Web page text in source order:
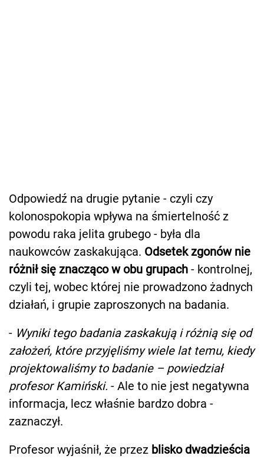
Odpowiedź na drugie pytanie - czyli czy
kolonospokopia wpływa na śmiertelność z
powodu raka jelita grubego - była dla
naukowców zaskakująca. Odsetek zgonów nie
różnił się znacząco w obu grupach - kontrolnej,
czyli tej, wobec której nie prowadzono żadnych
działań, i grupie zaproszonych na badania.
- Wyniki tego badania zaskakują i różnią się od
założeń, które przyjęliśmy wiele lat temu, kiedy
projektowaliśmy to badanie – powiedział
profesor Kamiński. - Ale to nie jest negatywna
informacja, lecz właśnie bardzo dobra -
zaznaczył.
Profesor wyjaśnił, że przez blisko dwadzieścia